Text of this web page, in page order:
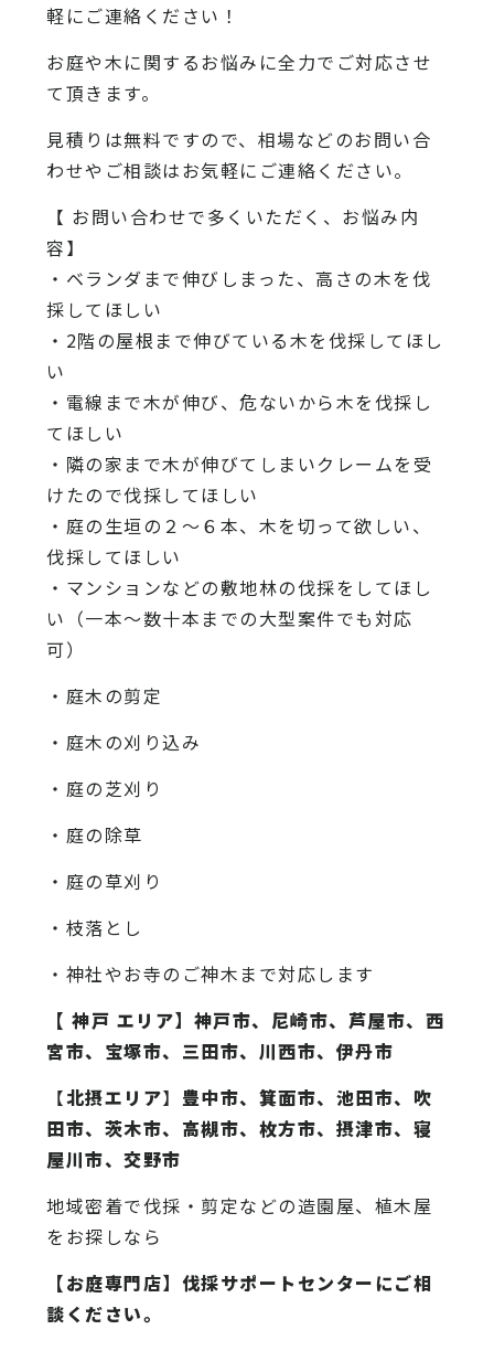
軽にご連絡ください！
お庭や木に関するお悩みに全力でご対応させ
て頂きます。
見積りは無料ですので、相場などのお問い合
わせやご相談はお気軽にご連絡ください。
【 お問い合わせで多くいただく、お悩み内
容】
・ベランダまで伸びしまった、高さの木を伐
採してほしい
・2階の屋根まで伸びている木を伐採してほし
い
・電線まで木が伸び、危ないから木を伐採し
てほしい
・隣の家まで木が伸びてしまいクレームを受
けたので伐採してほしい
・庭の生垣の２〜６本、木を切って欲しい、
伐採してほしい
・マンションなどの敷地林の伐採をしてほし
い（一本〜数十本までの大型案件でも対応
可）
・庭木の剪定
・庭木の刈り込み
・庭の芝刈り
・庭の除草
・庭の草刈り
・枝落とし
・神社やお寺のご神木まで対応します
【 神戸 エリア】神戸市、尼崎市、芦屋市、西
宮市、宝塚市、三田市、川西市、伊丹市
【北摂エリア】 豊中市、箕面市、池田市、吹
田市、茨木市、高槻市、枚方市、摂津市、寝
屋川市、交野市
地域密着で伐採・剪定などの造園屋、植木屋
をお探しなら
【お庭専門店】 伐採サポートセンターにご相
談ください。